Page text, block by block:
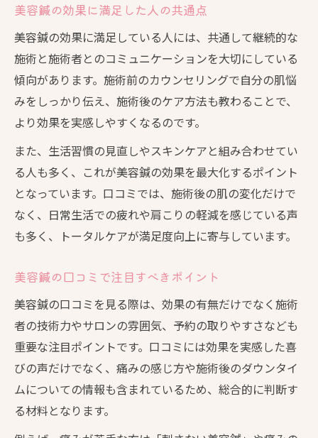
美容鍼で理想の肌に近づく方法を解説
美容鍼口コミが教える肌質改善の秘訣
美容鍼評判の良い理由とその背景
美容鍼の効果に満足した人の共通点
美容鍼の効果に満足している人には、共通して継続的な
施術と施術者とのコミュニケーションを大切にしている
傾向があります。施術前のカウンセリングで自分の肌悩
みをしっかり伝え、施術後のケア方法も教わることで、
より効果を実感しやすくなるのです。
また、生活習慣の見直しやスキンケアと組み合わせてい
る人も多く、これが美容鍼の効果を最大化するポイント
となっています。口コミでは、施術後の肌の変化だけで
なく、日常生活での疲れや肩こりの軽減を感じている声
も多く、トータルケアが満足度向上に寄与しています。
美容鍼の口コミで注目すべきポイント
美容鍼の口コミを見る際は、効果の有無だけでなく施術
者の技術力やサロンの雰囲気、予約の取りやすさなども
重要な注目ポイントです。口コミには効果を実感した喜
びの声だけでなく、痛みの感じ方や施術後のダウンタイ
ムについての情報も含まれているため、総合的に判断す
る材料となります。